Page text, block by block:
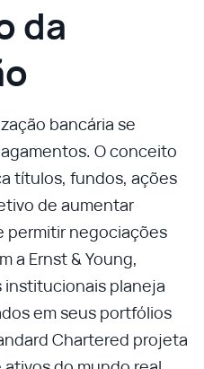
da
bancária se
O conceito
títulos, fundos, ações
de aumentar
permitir negociações
a Ernst & Young,
planeja
em seus portfólios
Chartered projeta